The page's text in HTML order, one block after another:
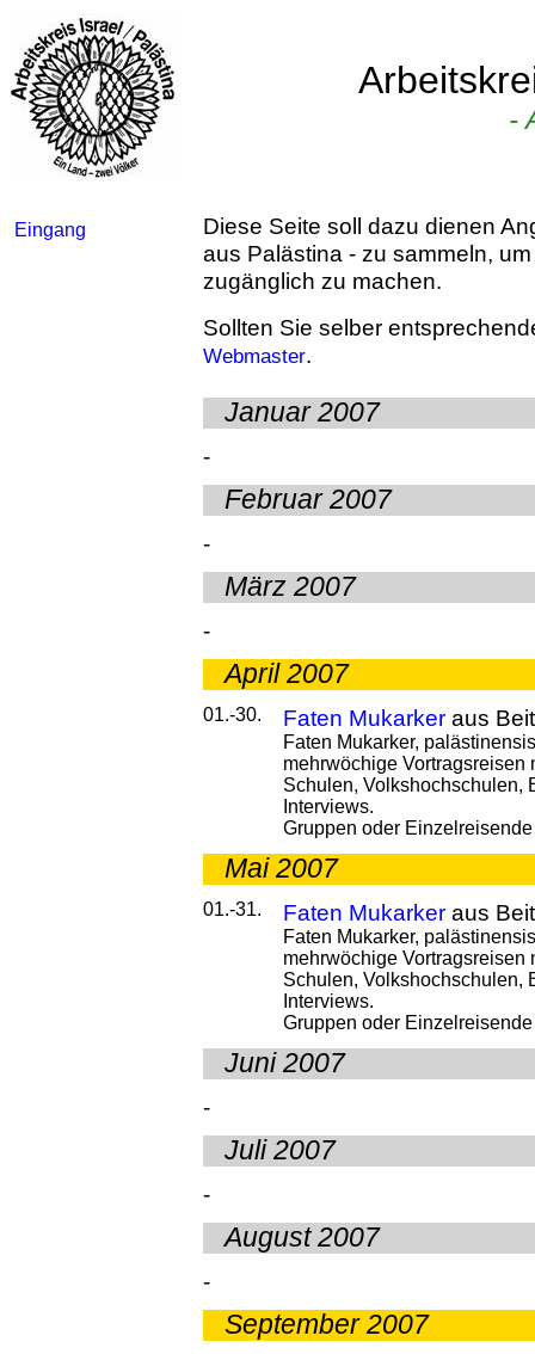
-
Eingang
Diese Seite soll dazu dienen
aus Palästina - zu sammeln,
zugänglich zu machen.
Sollten Sie selber
Webmaster.
Januar 2007
-
Februar 2007
-
März 2007
-
April 2007
01.-30. Faten Mukarker aus
Faten Mukarker,
mehrwöchige Vortragsreisen
Schulen, Volkshochschulen,
Interviews.
Gruppen oder
Mai 2007
01.-31. Faten Mukarker aus
Faten Mukarker,
mehrwöchige Vortragsreisen
Schulen, Volkshochschulen,
Interviews.
Gruppen oder
Juni 2007
-
Juli 2007
-
August 2007
-
September 2007